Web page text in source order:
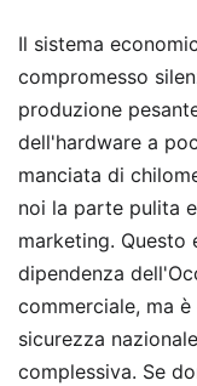
Il sistema
compromesso
produzione
dell'hardware a
manciata di
noi la parte pulita
marketing. Questo
dipendenza
commerciale, ma
sicurezza
complessiva. Se